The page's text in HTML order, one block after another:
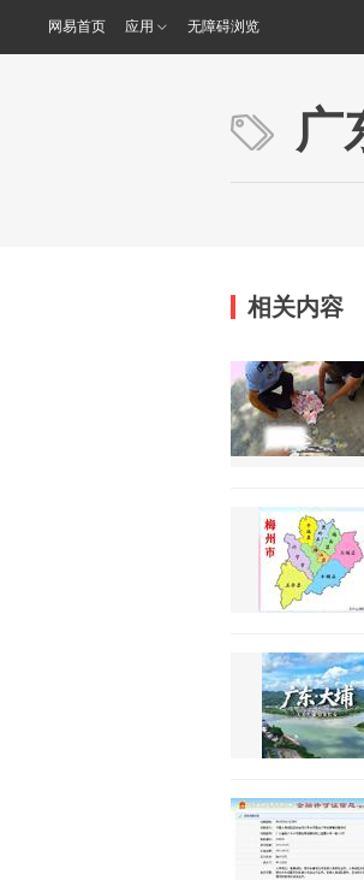
网易首页 应用 无障碍浏览
广
相关内容